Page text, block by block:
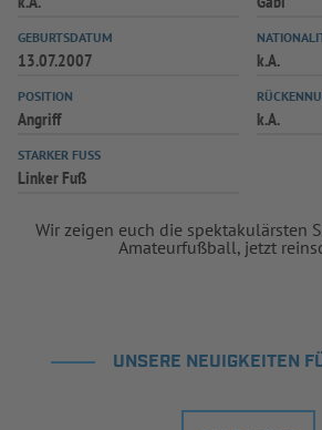
GEBURTSDATUM
13.07.2007 k.A.
POSITION
Angriff k.A.
STARKER FUSS
Linker Fuß
Wir zeigen euch die spektakulärsten
Amateurfußball, jetzt
UNSERE NEUIGKEITEN